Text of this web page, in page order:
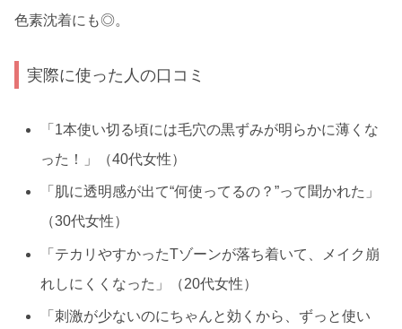
色素沈着にも◎。
実際に使った人の口コミ
「1本使い切る頃には毛穴の黒ずみが明らかに薄くな
った！」（40代女性）
「肌に透明感が出て“何使ってるの？”って聞かれた」
（30代女性）
「テカリやすかったTゾーンが落ち着いて、メイク崩
れしにくくなった」（20代女性）
「刺激が少ないのにちゃんと効くから、ずっと使い